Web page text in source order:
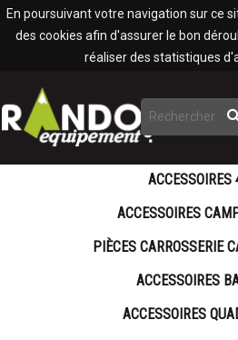
En poursuivant votre navigation sur ce
des cookies afin d'assurer le bon
réaliser des statistiques
ACCESSOIRES
ACCESSOIRES
PIÈCES CARROSSERIE
ACCESSOIRES
ACCESSOIRES
Panneau de gestion des cookies